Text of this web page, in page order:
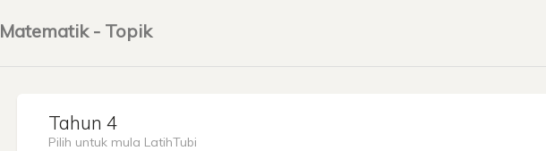
Matematik - Topik
Tahun 4
Pilih untuk mula LatihTubi